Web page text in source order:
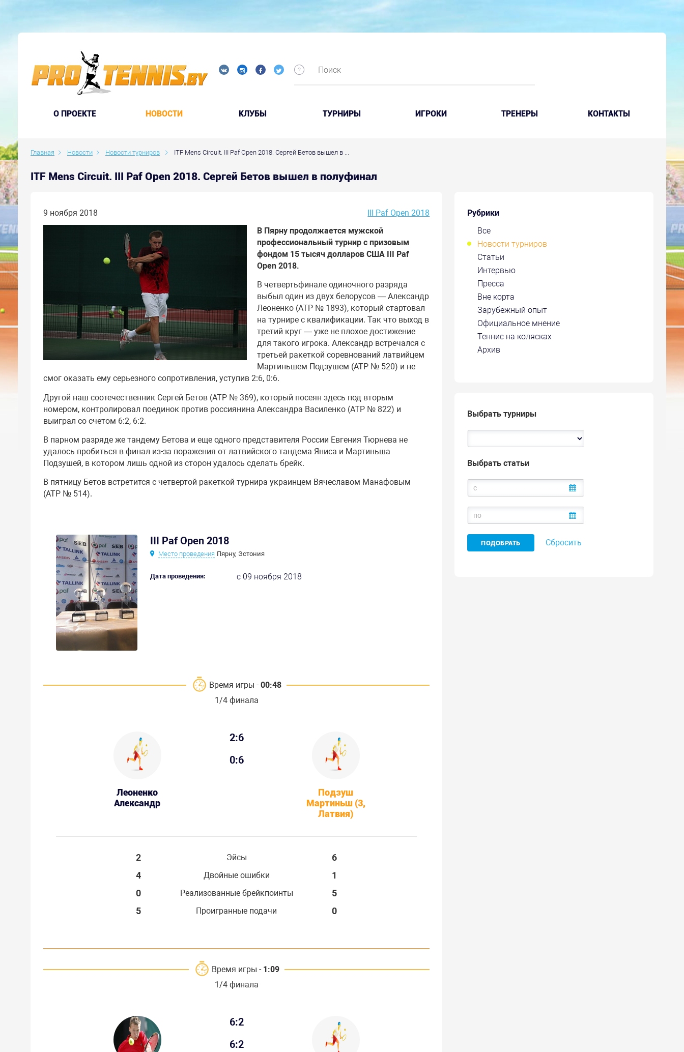
O ПРОЕКТЕ НОВОСТИ КЛУБЫ ТУРНИРЫ ИГРОКИ ТРЕНЕРЫ КОНТАКТЫ
Главная Новости Новости турниров ITF Mens Circuit. III Paf Open 2018. Сергей Бетов вышел в ...
ITF Mens Circuit. III Paf Open 2018. Сергей Бетов вышел в полуфинал
Рубрики
Все
Новости турниров
Статьи
Интервью
Пресса
Вне корта
Зарубежный опыт
Официальное мнение
Теннис на колясках
Архив
Выбрать турниры
Выбрать статьи
Сбросить
9 ноября 2018
III Paf Open 2018
В Пярну продолжается мужской
профессиональный турнир с призовым
фондом 15 тысяч долларов США III Paf
Open 2018.
В четвертьфинале одиночного разряда
выбыл один из двух белорусов — Александр
Леоненко (АТР № 1893), который стартовал
на турнире с квалификации. Так что выход в
третий круг — уже не плохое достижение
для такого игрока. Александр встречался с
третьей ракеткой соревнований латвийцем
Мартиньшем Подзушем (АТР № 520) и не
смог оказать ему серьезного сопротивления, уступив 2:6, 0:6.
Другой наш соотечественник Сергей Бетов (АТР № 369), который посеян здесь под вторым
номером, контролировал поединок против россиянина Александра Василенко (АТР № 822) и
выиграл со счетом 6:2, 6:2.
В парном разряде же тандему Бетова и еще одного представителя России Евгения Тюрнева не
удалось пробиться в финал из-за поражения от латвийского тандема Яниса и Мартиньша
Подзушей, в котором лишь одной из сторон удалось сделать брейк.
В пятницу Бетов встретится с четвертой ракеткой турнира украинцем Вячеславом Манафовым
(АТР № 514).
III Paf Open 2018
Место проведения Пярну, Эстония
Дата проведения: с 09 ноября 2018
Время игры -00:48
1/4 финала
Леоненко
Александр
2:6
0:6
Подзуш
Мартиньш (3,
Латвия)
2 Эйсы
6
4
Двойные ошибки
1
0
Реализованные брейкпоинты
5
5
Проигранные подачи 0
Время игры - 1:09
1/4 финала
6:2
6:2